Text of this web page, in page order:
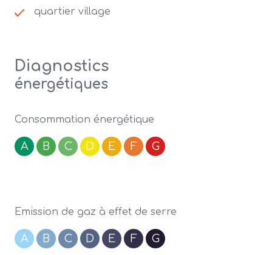
quartier village
Diagnostics
énergétiques
Consommation énergétique
A B C D E F G
Emission de gaz à effet de serre
A B C D E F G